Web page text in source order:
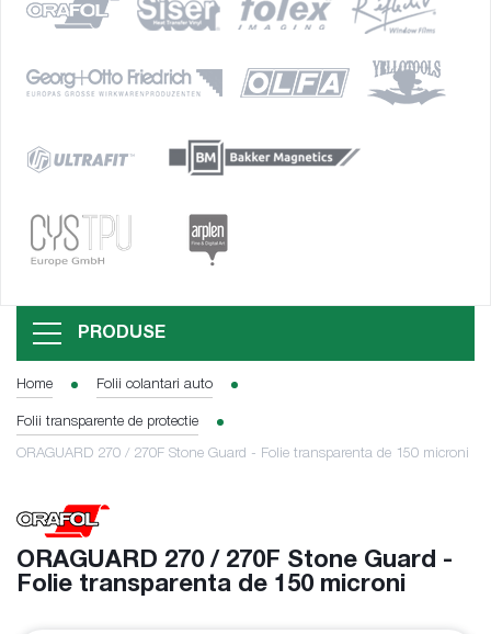
PRODUSE
Home Folii colantari auto
Folii transparente de protectie
ORAGUARD 270 / 270F Stone Guard - Folie transparenta de 150 microni
ORAGUARD 270 / 270F Stone Guard -
Folie transparenta de 150 microni